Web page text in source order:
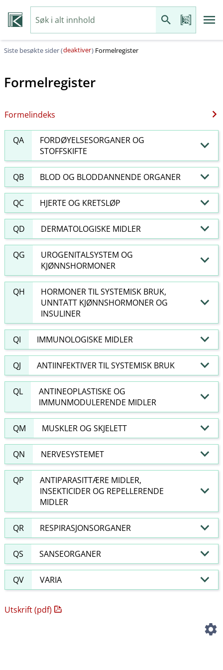
Siste besøkte sider (deaktiver) Formelregister
Formelregister
Formelindeks
QA
FORDØYELSESORGANER OG
STOFFSKIFTE
QB BLOD OG BLODDANNENDE ORGANER
QC HJERTE OG KRETSLØP
QD DERMATOLOGISKE MIDLER
QG
UROGENITALSYSTEM OG
KJØNNSHORMONER
QH
HORMONER TIL SYSTEMISK BRUK,
UNNTATT KJØNNSHORMONER OG
INSULINER
QI IMMUNOLOGISKE MIDLER
QJ ANTIINFEKTIVER TIL SYSTEMISK BRUK
QL
ANTINEOPLASTISKE OG
IMMUNMODULERENDE MIDLER
QM MUSKLER OG SKJELETT
QN NERVESYSTEMET
QP
ANTIPARASITTÆRE MIDLER,
INSEKTICIDER OG REPELLERENDE
MIDLER
QR RESPIRASJONSORGANER
QS SANSEORGANER
QV VARIA
Utskrift (pdf)